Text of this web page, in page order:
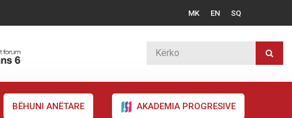
MK EN SQ
BËHUNI ANËTARE AKADEMIA PROGRESIVE